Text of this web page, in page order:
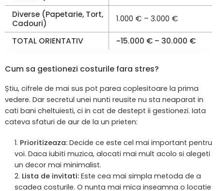
Diverse (Papetarie, Tort,
Cadouri)
1.000 € – 3.000 €
TOTAL ORIENTATIV ~15.000 € – 30.000 €
Cum sa gestionezi costurile fara stres?
Știu, cifrele de mai sus pot parea coplesitoare la prima
vedere. Dar secretul unei nunti reusite nu sta neaparat in
cati bani cheltuiesti, ci in cat de destept ii gestionezi. Iata
cateva sfaturi de aur de la un prieten:
Prioritizeaza: Decide ce este cel mai important pentru
voi. Daca iubiti muzica, alocati mai mult acolo si alegeti
un decor mai minimalist.
Lista de invitati: Este cea mai simpla metoda de a
scadea costurile. O nunta mai mica inseamna o locatie